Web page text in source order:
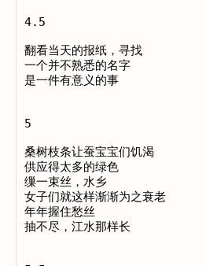
4.5
翻看当天的报纸，寻找
一个并不熟悉的名字
是一件有意义的事
5
桑树枝条让蚕宝宝们饥渴
供应得太多的绿色
缫一束丝，水乡
女子们就这样渐渐为之衰老
年年握住愁丝
抽不尽，江水那样长